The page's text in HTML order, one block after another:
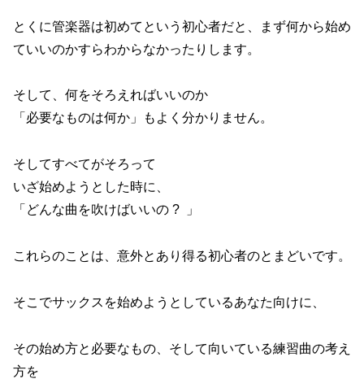
とくに管楽器は初めてという初心者だと、まず何から始め
ていいのかすらわからなかったりします。
そして、何をそろえればいいのか
「必要なものは何か」もよく分かりません。
そしてすべてがそろって
いざ始めようとした時に、
「どんな曲を吹けばいいの ? 」
これらのことは、意外とあり得る初心者のとまどいです。
そこでサックスを始めようとしているあなた向けに、
その始め方と必要なもの、そして向いている練習曲の考え
方を